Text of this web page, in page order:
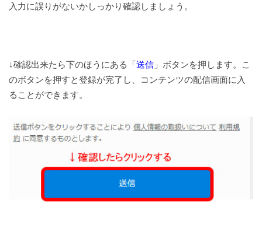
入力に誤りがないかしっかり確認しましょう。
↓確認出来たら下のほうにある「送信 」ボタンを押します。こ
のボタンを押すと登録が完了し、コンテンツの配信画面に入
ることができます。